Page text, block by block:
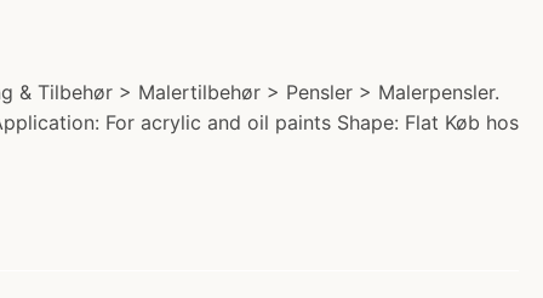
& Tilbehør > Malertilbehør > Pensler > Malerpensler.
For acrylic and oil paints Shape: Flat Køb hos